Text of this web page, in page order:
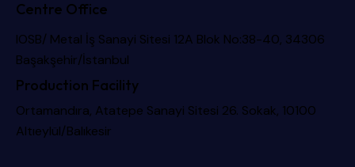
Centre Office
IOSB/ Metal İş Sanayi Sitesi 12A Blok No:38-40, 34306
Başakşehir/İstanbul
Production Facility
Ortamandıra, Atatepe Sanayi Sitesi 26. Sokak, 10100
Altıeylül/Balıkesir